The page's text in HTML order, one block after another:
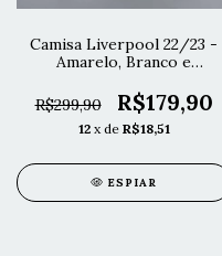
Camisa Liverpool 22/23 -
Amarelo, Branco e
R$299,90
R$179,90
12 x de R$18,51
ESPIAR